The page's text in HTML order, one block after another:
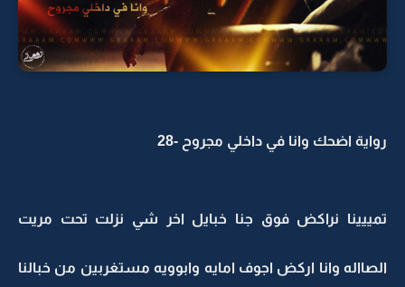
رواية اضحك وانا في داخلي مجروح -28
تمييينا نراكض فوق جنا خبايل اخر شي نزلت تحت مريت
الصااله وانا اركض اجوف امايه وابوويه مستغربين من خبالنا